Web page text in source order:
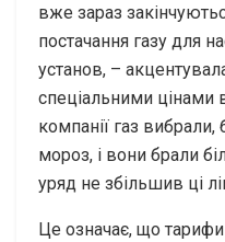
вже зараз
постачання газу для
установ, –
спеціальними цінами
компанії газ
мороз, і вони брали
уряд не збільшив ці
Це означає, що